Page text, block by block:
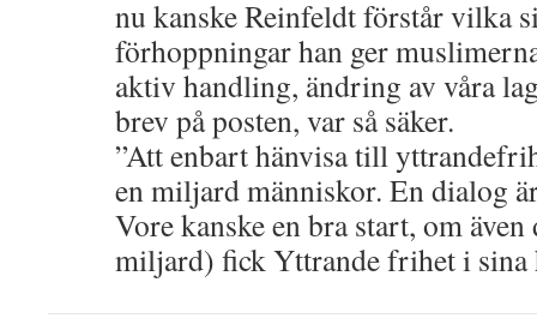
nu kanske Reinfeldt förstår vilka
förhoppningar han ger
aktiv handling, ändring av våra
brev på posten, var så säker.
”Att enbart hänvisa till
en miljard människor. En dialog
Vore kanske en bra start, om
miljard) fick Yttrande frihet i sina